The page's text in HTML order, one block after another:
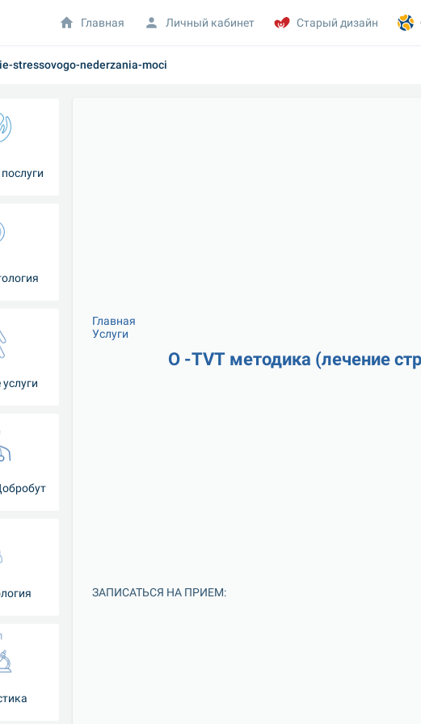
stressovogo-nederzania-moci
Главная
Услуги
О -ТVТ методика (лечение
ЗАПИСАТЬСЯ НА ПРИЕМ:
Главная Личный кабинет Старый дизайн